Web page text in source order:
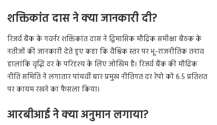
शक्तिकांत दास ने क्या जानकारी दी?
रिजर्व बैंक के गवर्नर शक्तिकांत दास ने द्विमासिक मौद्रिक समीक्षा बैठक के
नतीजों की जानकारी देते हुए कहा कि वैश्विक स्तर पर भू-राजनीतिक तनाव
हालांकि वृद्धि दर के परिदृश्य के लिए जोखिम है। रिजर्व बैंक की मौद्रिक
नीति समिति ने लगातार पांचवीं बार प्रमुख नीतिगत दर रेपो को 6.5 प्रतिशत
पर कायम रखने का फैसला किया।
आरबीआई ने क्या अनुमान लगाया?